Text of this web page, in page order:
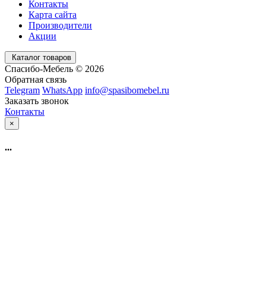
Контакты
Карта сайта
Производители
Акции
Каталог товаров
Спасибо-Мебель © 2026
Обратная связь
Telegram WhatsApp info@spasibomebel.ru
Заказать звонок
Контакты
×
...